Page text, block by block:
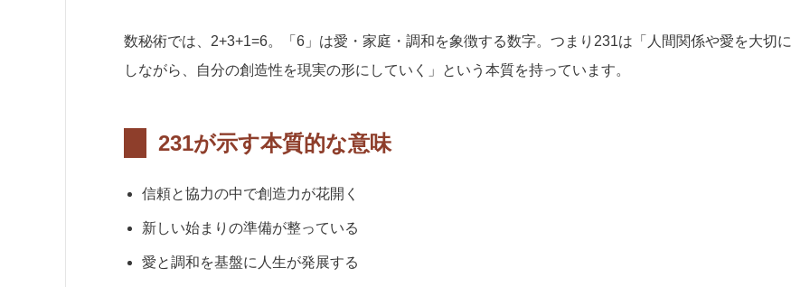
数秘術では、2+3+1=6。「6」は愛・家庭・調和を象徴する数字。つまり231は「人間関係や愛を大切に
しながら、自分の創造性を現実の形にしていく」という本質を持っています。
231が示す本質的な意味
信頼と協力の中で創造力が花開く
新しい始まりの準備が整っている
愛と調和を基盤に人生が発展する